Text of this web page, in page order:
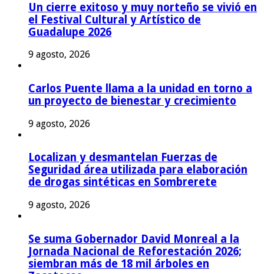
Un cierre exitoso y muy norteño se vivió en
el Festival Cultural y Artístico de
Guadalupe 2026
9 agosto, 2026
Carlos Puente llama a la unidad en torno a
un proyecto de bienestar y crecimiento
9 agosto, 2026
Localizan y desmantelan Fuerzas de
Seguridad área utilizada para elaboración
de drogas sintéticas en Sombrerete
9 agosto, 2026
Se suma Gobernador David Monreal a la
Jornada Nacional de Reforestación 2026;
siembran más de 18 mil árboles en